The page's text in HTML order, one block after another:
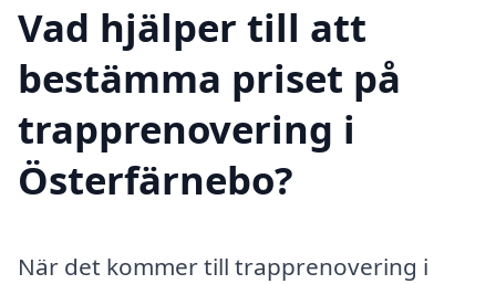
Vad hjälper till att
bestämma priset på
trapprenovering i
Österfärnebo?
När det kommer till trapprenovering i